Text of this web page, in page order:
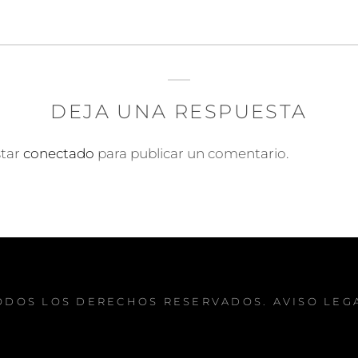
DEJA UNA RESPUESTA
conectado para publicar un comentario.
LOS DERECHOS RESERVADOS. AVISO